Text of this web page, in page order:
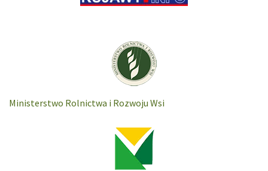
Ministerstwo Rolnictwa i Rozwoju Wsi